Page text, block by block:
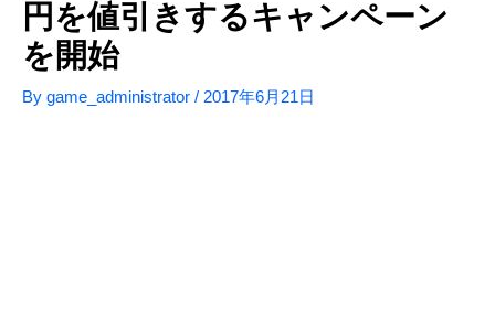
円を値引きするキャンペーン
を開始
By game_administrator / 2017年6月21日